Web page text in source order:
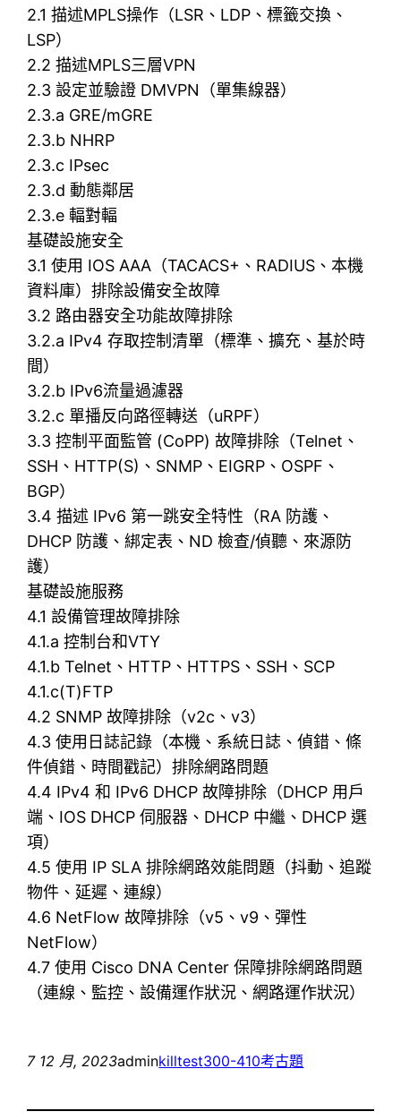
2.1 描述MPLS操作（LSR、LDP、標籤交換、
LSP）
2.2 描述MPLS三層VPN
2.3 設定並驗證 DMVPN（單集線器）
2.3.a GRE/mGRE
2.3.b NHRP
2.3.c IPsec
2.3.d 動態鄰居
2.3.e 輻對輻
基礎設施安全
3.1 使用 IOS AAA（TACACS+、RADIUS、本機
資料庫）排除設備安全故障
3.2 路由器安全功能故障排除
3.2.a IPv4 存取控制清單（標準、擴充、基於時
間）
3.2.b IPv6流量過濾器
3.2.c 單播反向路徑轉送（uRPF）
3.3 控制平面監管 (CoPP) 故障排除（Telnet、
SSH、HTTP(S)、SNMP、EIGRP、OSPF、
BGP）
3.4 描述 IPv6 第一跳安全特性（RA 防護、
DHCP 防護、綁定表、ND 檢查/偵聽、來源防
護）
基礎設施服務
4.1 設備管理故障排除
4.1.a 控制台和VTY
4.1.b Telnet、HTTP、HTTPS、SSH、SCP
4.1.c(T)FTP
4.2 SNMP 故障排除（v2c、v3）
4.3 使用日誌記錄（本機、系統日誌、偵錯、條
件偵錯、時間戳記）排除網路問題
4.4 IPv4 和 IPv6 DHCP 故障排除（DHCP 用戶
端、IOS DHCP 伺服器、DHCP 中繼、DHCP 選
項）
4.5 使用 IP SLA 排除網路效能問題（抖動、追蹤
物件、延遲、連線）
4.6 NetFlow 故障排除（v5、v9、彈性
NetFlow）
4.7 使用 Cisco DNA Center 保障排除網路問題
（連線、監控、設備運作狀況、網路運作狀況）
7 12 月, 2023adminkilltest300-410考古題